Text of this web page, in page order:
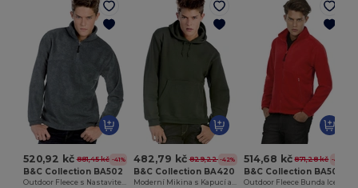
520,92 kč 881,45 kč -41%
B&C Collection BA502
Outdoor Fleece s Nastavitelným Lemem
482,79 kč 829,22 kč-42%
B&C Collection BA420
Moderní Mikina s Kapucí a Kapsou
514,68 kč 871,28 kč -41%
B&C Collection BA501